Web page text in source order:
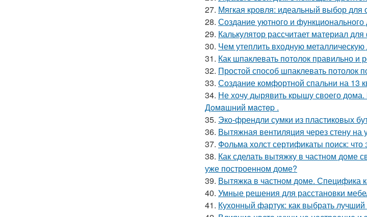
27. Мягкая кровля: идеальный выбор для
28. Создание уютного и
29. Калькулятор рассчитает материал
30. Чем утеплить входную
31. Как шпаклевать потолок правильно и
32. Простой способ шпаклевать потолок
33. Создание комфортной спальни на 13
34. Не хочу дырявить крышу своего
Дoмaшний мacтep .
35. Эко-френдли сумки из пластиковых
36. Вытяжная вентиляция через стену
37. Фольма холст сертификаты поиск: что
38. Как сделать вытяжку в частном доме
уже построенном доме?
39. Вытяжка в частном доме. Специфика
40. Умные решения для расстановки
41. Кухонный фартук: как выбрать